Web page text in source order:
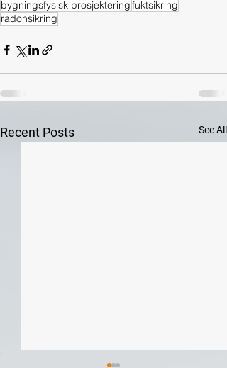
bygningsfysisk prosjekteringfuktsikring
radonsikring
Recent Posts See All